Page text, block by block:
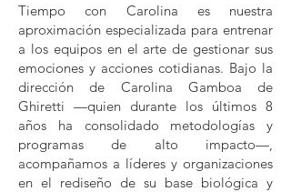
Tiempo con Carolina es nuestra
aproximación especializada para entrenar
a los equipos en el arte de gestionar sus
emociones y acciones cotidianas. Bajo la
dirección de Carolina Gamboa de
Ghiretti —quien durante los últimos 8
años ha consolidado metodologías y
programas de alto impacto—,
acompañamos a líderes y organizaciones
en el rediseño de su base biológica y